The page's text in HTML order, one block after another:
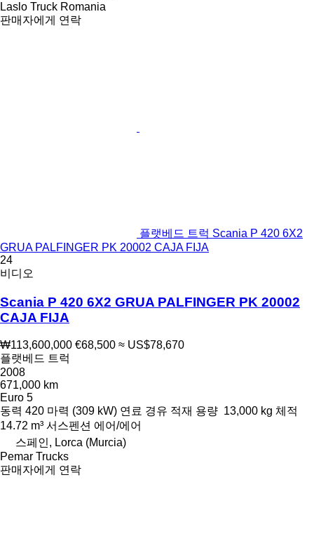
Laslo Truck Romania
판매자에게 연락
플랫베드 트럭 Scania P 420 6X2
GRUA PALFINGER PK 20002 CAJA FIJA
24
비디오
Scania P 420 6X2 GRUA PALFINGER PK 20002
CAJA FIJA
₩113,600,000 €68,500 ≈ US$78,670
플랫베드 트럭
2008
671,000 km
Euro 5
동력 420 마력 (309 kW) 연료 경유 적재 용량 13,000 kg 체적
14.72 m³ 서스펜션 에어/에어
스페인, Lorca (Murcia)
Pemar Trucks
판매자에게 연락